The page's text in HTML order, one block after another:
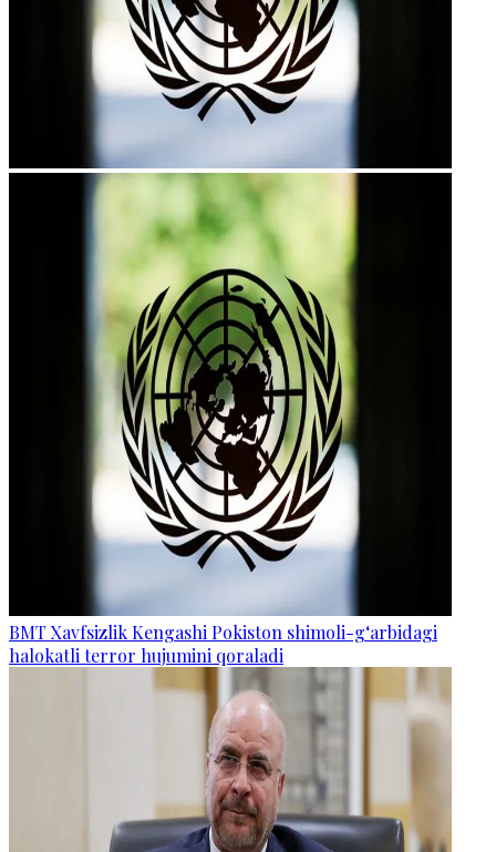
BMT Xavfsizlik Kengashi Pokiston shimoli-g‘arbidagi
halokatli terror hujumini qoraladi